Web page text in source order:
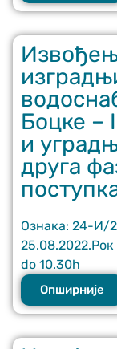
Боцке –
и
друга
Ознака: 24-И/
do 10.30h
Опширније
personalized
offers.